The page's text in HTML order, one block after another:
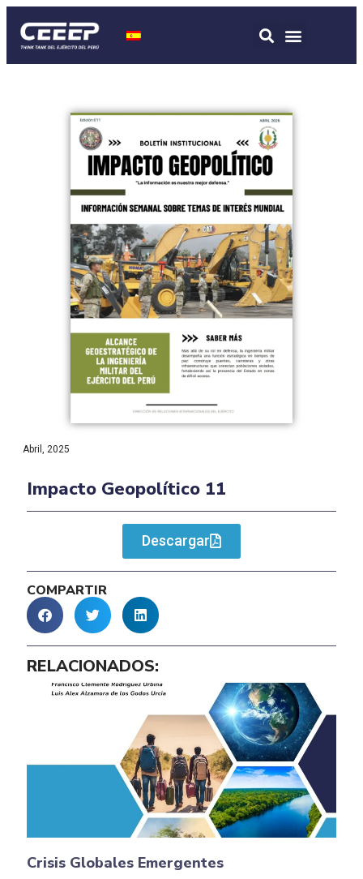
Abril, 2025
Impacto Geopolítico 11
Descargar
COMPARTIR
RELACIONADOS:
Crisis Globales Emergentes